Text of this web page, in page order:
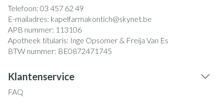
Telefoon: 03 457 62 49
E-mailadres: kapelfarmakontich@skynet.be
APB nummer: 113106
Apotheek titularis: Inge Opsomer & Freija Van Es
BTW nummer: BE0872471745
Klantenservice
FAQ